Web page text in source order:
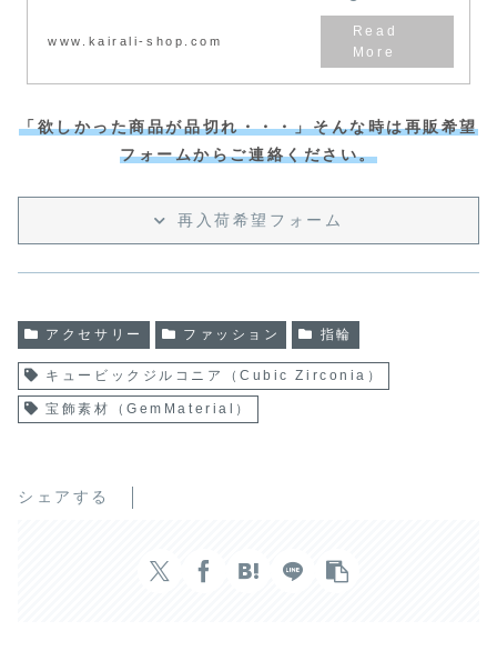
www.kairali-shop.com
「欲しかった商品が品切れ・・・」そんな時は再販希望
フォームからご連絡ください。
再入荷希望フォーム
アクセサリー ファッション 指輪
キュービックジルコニア（Cubic Zirconia）
宝飾素材（GemMaterial）
シェアする